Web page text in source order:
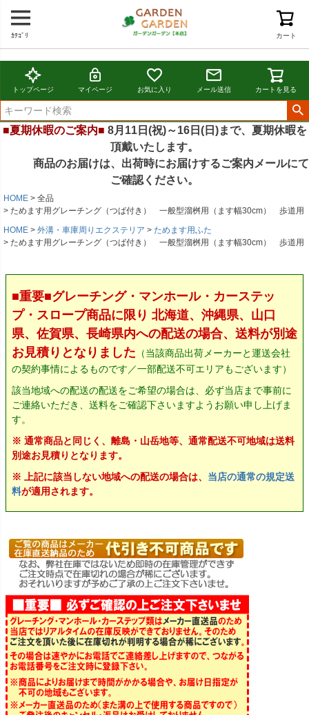
カート
ｶﾃｺﾞﾘ
トップページ マイページ お気に入り メール送信 カートを見る
■夏期休暇のご案内■ 8月11日(祝)～16日(日)まで、夏期休暇を
頂戴いたします。
商品のお届けは、出荷時にお届けするご案内メールにて
ご確認ください。
HOME
全品
ためます用グレーチング（つば付き） 一般型溜桝用（ます幅30cm） 歩道用
HOME
外溝・車庫周りエクステリア
ためます用ふた
ためます用グレーチング（つば付き） 一般型溜桝用（ます幅30cm） 歩道用
■重要■グレーチング・マンホール・カーステッ
プ・スロープ商品に限り 北海道、沖縄県、山口
県、佐賀県、長崎県内への配送の場合、送料が別途
お見積りとなりました （当該商品出荷メーカーと運送会社
の契約事情によるものです／一部配送不可エリアもございます）
該当地域への配送の配送をご希望の場合は、必ず当店まで事前に
ご連絡いただき、送料をご確認下さいますようお願い申し上げま
す。
※ 通常商品と同じく、離島・山岳地等、通常配送不可地域は送料
別途お見積りとなります。
※ 上記に該当しない地域への配送の場合は、 当店の通常の規定送
料が適用されます。